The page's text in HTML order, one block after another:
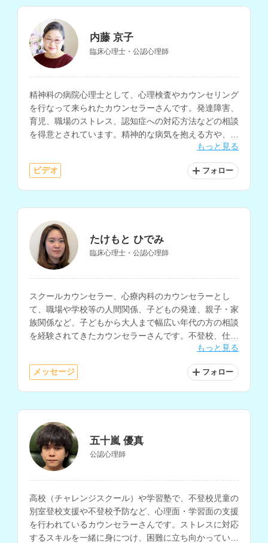
内藤 京子
臨床心理士・公認心理師
精神科の病院心理士として、心理検査やカウンセリング
を行なって来られたカウンセラーさんです。発達障害、
育児、職場のストレス、認知症への対応方法などの相談
を得意とされています。精神的な病気を抱える方や、要
介護高齢者とも多く触れ合って来られた経験をお持ちで
もっと見る
ビデオ フォロー
たけもと ひでみ
臨床心理士・公認心理師
スクールカウンセラー、心療内科のカウンセラーとし
て、職場や学校等の人間関係、子どもの発達、親子・家
族関係など、子どもから大人まで幅広い年代の方の相談
を経験されてきたカウンセラーさんです。不登校、仕事
関係、不安や気分の落ち込み等の相談にも対応されてい
もっと見る
メッセージ フォロー
五十嵐 優真
公認心理師
高校（チャレンジスクール）や学習塾で、不登校児童の
別室登校支援や不登校予防など、心理面・学習面の支援
を行われているカウンセラーさんです。ストレスに対応
するスキルを一緒に身につけ、困難に立ち向かっていく